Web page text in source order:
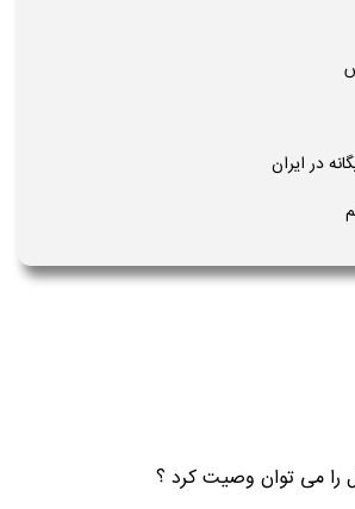
در ایران
را می توان وصیت کرد ؟